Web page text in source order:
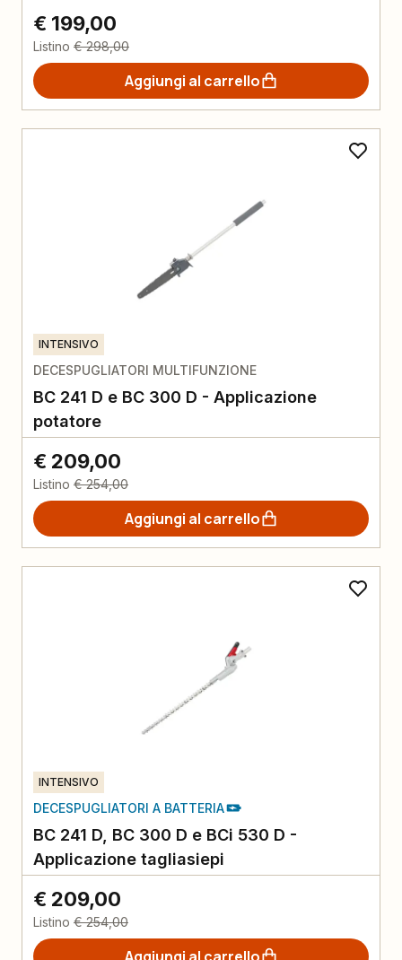
€ 199,00
Listino € 298,00
Aggiungi al carrello
INTENSIVO
DECESPUGLIATORI MULTIFUNZIONE
BC 241 D e BC 300 D - Applicazione
potatore
€ 209,00
Listino € 254,00
Aggiungi al carrello
INTENSIVO
DECESPUGLIATORI A BATTERIA
BC 241 D, BC 300 D e BCi 530 D -
Applicazione tagliasiepi
€ 209,00
Listino € 254,00